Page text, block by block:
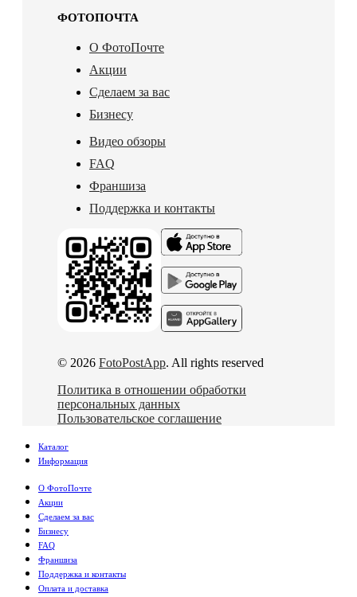
ФОТОПОЧТА
О ФотоПочте
Акции
Сделаем за вас
Бизнесу
Видео обзоры
FAQ
Франшиза
Поддержка и контакты
© 2026 FotoPostApp. All rights reserved
Политика в отношении обработки
персональных данных
Пользовательское соглашение
Каталог
Информация
О ФотоПочте
Акции
Сделаем за вас
Бизнесу
FAQ
Франшиза
Поддержка и контакты
Оплата и доставка